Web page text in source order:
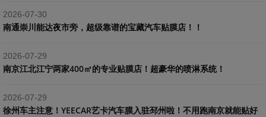
2026-07-30
南通崇川能达夜市旁，超级靠谱的宝藏汽车贴膜店！！
2026-07-29
南京江北江宁两家400㎡的专业贴膜店！超豪华的喷淋系统！
2026-07-29
​徐州车主注意！YEECAR艺卡汽车膜入驻邳州啦！不用跑南京就能贴好